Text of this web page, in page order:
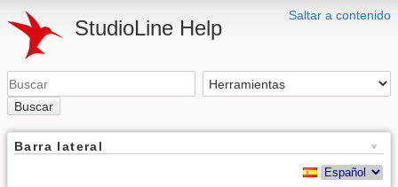
Saltar a contenido
StudioLine Help
Buscar
Barra lateral